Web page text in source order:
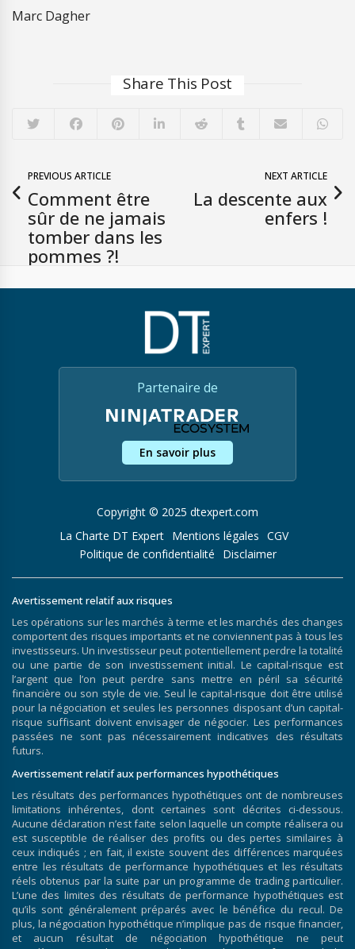
Marc Dagher
Share This Post
PREVIOUS ARTICLE
Comment être
sûr de ne jamais
tomber dans les
pommes ?!
NEXT ARTICLE
La descente aux
enfers !
Partenaire de
En savoir plus
Copyright © 2025 dtexpert.com
La Charte DT Expert
Mentions légales CGV
Politique de confidentialité
Disclaimer
Avertissement relatif aux risques
Les opérations sur les marchés à terme et les marchés des changes
comportent des risques importants et ne conviennent pas à tous les
investisseurs. Un investisseur peut potentiellement perdre la totalité
ou une partie de son investissement initial. Le capital-risque est
l’argent que l’on peut perdre sans mettre en péril sa sécurité
financière ou son style de vie. Seul le capital-risque doit être utilisé
pour la négociation et seules les personnes disposant d’un capital-
risque suffisant doivent envisager de négocier. Les performances
passées ne sont pas nécessairement indicatives des résultats
futurs.
Avertissement relatif aux performances hypothétiques
Les résultats des performances hypothétiques ont de nombreuses
limitations inhérentes, dont certaines sont décrites ci-dessous.
Aucune déclaration n’est faite selon laquelle un compte réalisera ou
est susceptible de réaliser des profits ou des pertes similaires à
ceux indiqués ; en fait, il existe souvent des différences marquées
entre les résultats de performance hypothétiques et les résultats
réels obtenus par la suite par un programme de trading particulier.
L’une des limites des résultats de performance hypothétiques est
qu’ils sont généralement préparés avec le bénéfice du recul. De
plus, la négociation hypothétique n’implique pas de risque financier,
et aucun résultat de négociation hypothétique ne peut